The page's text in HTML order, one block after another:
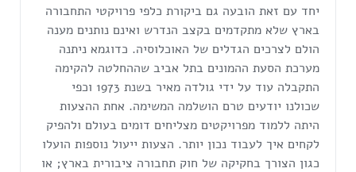
יחד עם זאת הובעה גם ביקורת כלפי פרויקטי התחבורה
בארץ שלא מתקדמים בקצב הנדרש ואינם נותנים מענה
הולם לצרכים הגדלים של האוכלוסיה. כדוגמא ניתנה
מערכת הסעת ההמונים בתל אביב שההחלטה להקימה
התקבלה עוד על ידי גולדה מאיר בשנת 1973 וכפי
שכולנו יודעים טרם הושלמה המשימה. אחת ההצעות
היתה ללמוד מפרויקטים מצליחים דומים בעולם ולהפיק
לקחים איך לעבוד נכון יותר. הצעות ייעול נוספות הועלו
כגון הצורך בחקיקה של חוק תחבורה ציבורית בארץ; או